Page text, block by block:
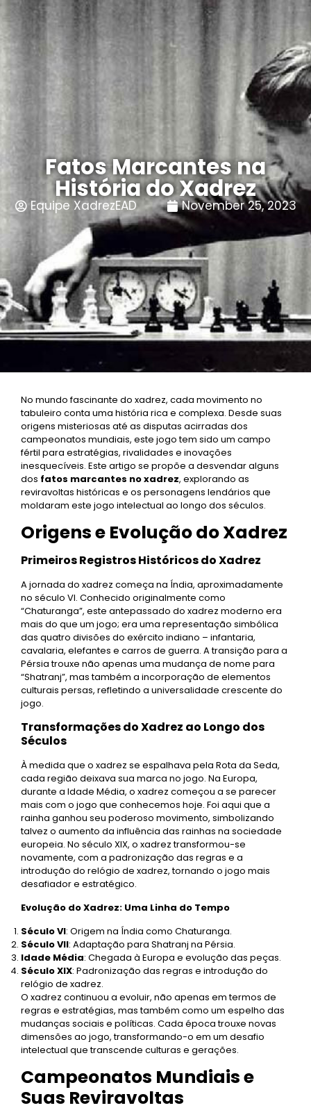
Fatos Marcantes na
História do Xadrez
Equipe XadrezEAD November 25, 2023
No mundo fascinante do xadrez, cada movimento no
tabuleiro conta uma história rica e complexa. Desde suas
origens misteriosas até as disputas acirradas dos
campeonatos mundiais, este jogo tem sido um campo
fértil para estratégias, rivalidades e inovações
inesquecíveis. Este artigo se propõe a desvendar alguns
dos fatos marcantes no xadrez, explorando as
reviravoltas históricas e os personagens lendários que
moldaram este jogo intelectual ao longo dos séculos.
Origens e Evolução do Xadrez
Primeiros Registros Históricos do Xadrez
A jornada do xadrez começa na Índia, aproximadamente
no século VI. Conhecido originalmente como
“Chaturanga”, este antepassado do xadrez moderno era
mais do que um jogo; era uma representação simbólica
das quatro divisões do exército indiano – infantaria,
cavalaria, elefantes e carros de guerra. A transição para a
Pérsia trouxe não apenas uma mudança de nome para
“Shatranj”, mas também a incorporação de elementos
culturais persas, refletindo a universalidade crescente do
jogo.
Transformações do Xadrez ao Longo dos
Séculos
À medida que o xadrez se espalhava pela Rota da Seda,
cada região deixava sua marca no jogo. Na Europa,
durante a Idade Média, o xadrez começou a se parecer
mais com o jogo que conhecemos hoje. Foi aqui que a
rainha ganhou seu poderoso movimento, simbolizando
talvez o aumento da influência das rainhas na sociedade
europeia. No século XIX, o xadrez transformou-se
novamente, com a padronização das regras e a
introdução do relógio de xadrez, tornando o jogo mais
desafiador e estratégico.
Evolução do Xadrez: Uma Linha do Tempo
Século VI: Origem na Índia como Chaturanga.
Século VII: Adaptação para Shatranj na Pérsia.
Idade Média: Chegada à Europa e evolução das peças.
Século XIX: Padronização das regras e introdução do
relógio de xadrez.
O xadrez continuou a evoluir, não apenas em termos de
regras e estratégias, mas também como um espelho das
mudanças sociais e políticas. Cada época trouxe novas
dimensões ao jogo, transformando-o em um desafio
intelectual que transcende culturas e gerações.
Campeonatos Mundiais e
Suas Reviravoltas